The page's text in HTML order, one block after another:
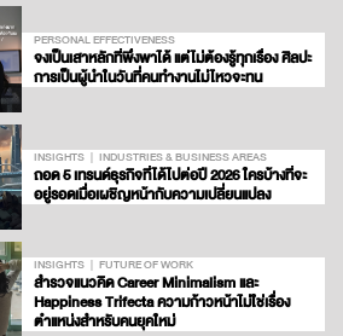
PERSONAL EFFECTIVENESS
จงเป็นเสาหลักที่พึ่งพาได้ แต่ไม่ต้องรู้ทุกเรื่อง ศิลปะ
การเป็นผู้นำในวันที่คนทำงานไม่ไหวจะทน
INSIGHTS INDUSTRIES & BUSINESS AREAS
ถอด 5 เทรนด์ธุรกิจที่ได้ไปต่อปี 2026 ใครบ้างที่จะ
อยู่รอดเมื่อเผชิญหน้ากับความเปลี่ยนแปลง
INSIGHTS FUTURE OF WORK
สำรวจแนวคิด Career Minimalism และ
Happiness Trifecta ความก้าวหน้าไม่ใช่เรื่อง
ตำแหน่งสำหรับคนยุคใหม่